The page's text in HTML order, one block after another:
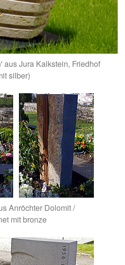
aus Jura Kalkstein, Friedhof
silber)
Anröchter Dolomit /
mit bronze